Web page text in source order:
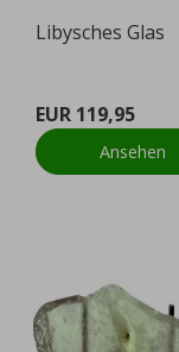
Libysches Glas
EUR 119,95
Ansehen